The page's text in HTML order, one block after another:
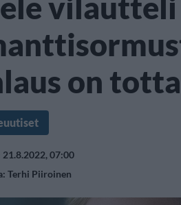
vilautteli
on
21.8.2022, 07:00
Terhi Piiroinen